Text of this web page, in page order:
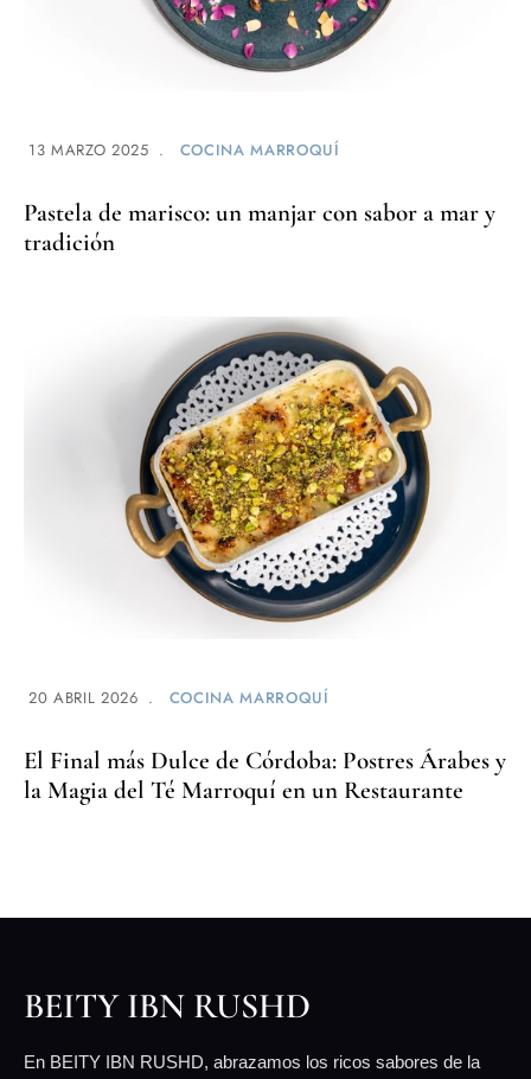
13 MARZO 2025 COCINA MARROQUÍ
Pastela de marisco: un manjar con sabor a mar y
tradición
20 ABRIL 2026 COCINA MARROQUÍ
El Final más Dulce de Córdoba: Postres Árabes y
la Magia del Té Marroquí en un Restaurante
BEITY IBN RUSHD
En BEITY IBN RUSHD, abrazamos los ricos sabores de la